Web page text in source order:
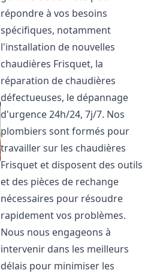
répondre à vos besoins
spécifiques, notamment
l'installation de nouvelles
chaudières Frisquet, la
réparation de chaudières
défectueuses, le dépannage
d'urgence 24h/24, 7j/7. Nos
plombiers sont formés pour
travailler sur les chaudières
Frisquet et disposent des outils
et des pièces de rechange
nécessaires pour résoudre
rapidement vos problèmes.
Nous nous engageons à
intervenir dans les meilleurs
délais pour minimiser les